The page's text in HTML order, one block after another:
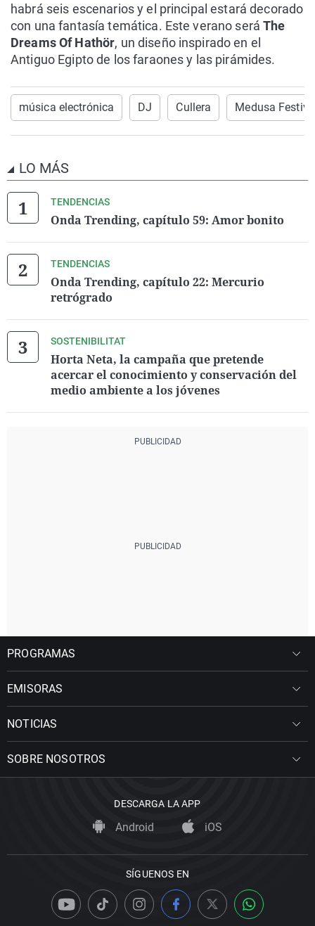
habrá seis escenarios y el principal estará decorado
con una fantasía temática. Este verano seráThe
Dreams Of Hathör, un diseño inspirado en el
Antiguo Egipto de los faraones y las pirámides.
música electrónica DJ Cullera Medusa
LO MÁS
TENDENCIAS
Onda Trending, capítulo 59: Amor bonito
TENDENCIAS
Onda Trending, capítulo 22: Mercurio
retrógrado
SOSTENIBILITAT
Horta Neta, la campaña que pretende
acercar el conocimiento y conservación del
medio ambiente a los jóvenes
PROGRAMAS
EMISORAS
NOTICIAS
SOBRE NOSOTROS
DESCARGA LA APP
Android iOS
SÍGUENOS EN